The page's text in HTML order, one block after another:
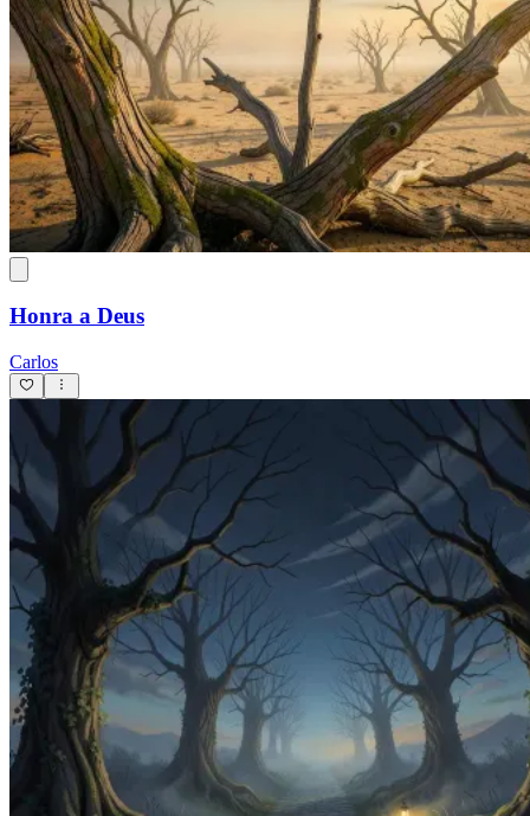
Honra a Deus
Carlos